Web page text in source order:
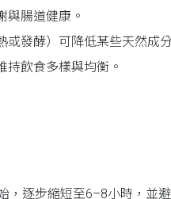
與腸道健康。
發酵）可降低某些天然成
持飲食多樣與均衡。
，逐步縮短至6–8小時，並